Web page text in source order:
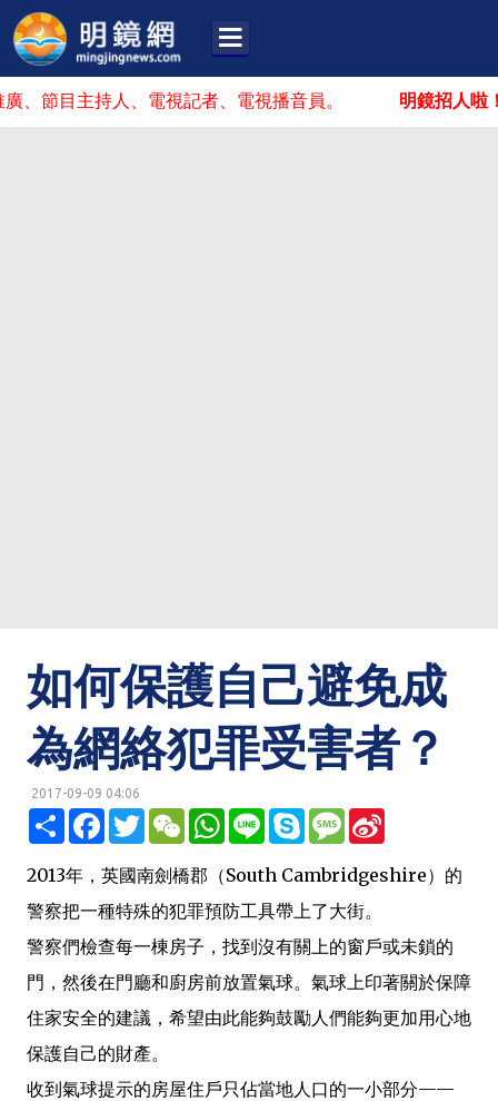
主持人、電視記者、電視播音員。 明鏡招人啦！你可
如何保護自己避免成
為網絡犯罪受害者？
2017-09-09 04:06
分
享
F
a
e
b
o
o
k
T
w
t
t
e
r
W
h
a
t
W
h
t
s
A
p
p
L
e
S
p
e
M
e
s
a
g
e
a
W
b
o
2013年，英國南劍橋郡（South Cambridgeshire）的
警察把一種特殊的犯罪預防工具帶上了大街。
警察們檢查每一棟房子，找到沒有關上的窗戶或未鎖的
門，然後在門廳和廚房前放置氣球。氣球上印著關於保障
住家安全的建議，希望由此能夠鼓勵人們能夠更加用心地
保護自己的財產。
收到氣球提示的房屋住戶只佔當地人口的一小部分——